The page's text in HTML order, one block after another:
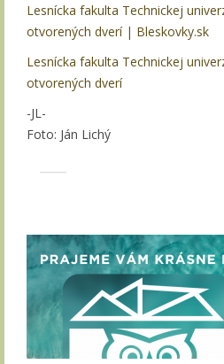
Lesnícka fakulta Technickej
otvorených dverí | Bleskovky.sk
Lesnícka fakulta Technickej
otvorených dverí
-JL-
Foto: Ján Lichý